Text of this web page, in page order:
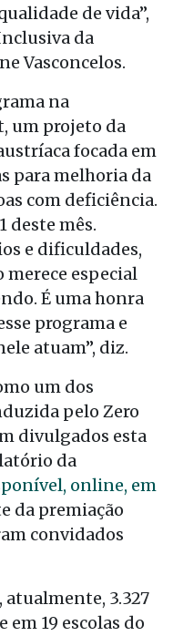
de vida”,
da
Vasconcelos.
na
um projeto da
focada em
para melhoria da
com deficiência.
deste mês.
e dificuldades,
merece especial
É uma honra
programa e
atuam”, diz.
um dos
pelo Zero
divulgados esta
da
online, em
da premiação
convidados
atualmente, 3.327
em 19 escolas do